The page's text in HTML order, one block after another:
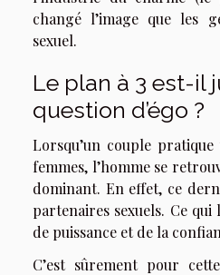
changé l’image que les
sexuel.
Le plan à 3 est-il
question d’égo ?
Lorsqu’un couple
femmes, l’homme se
dominant. En effet, ce
partenaires sexuels. Ce
de puissance et de la
C’est sûrement pour